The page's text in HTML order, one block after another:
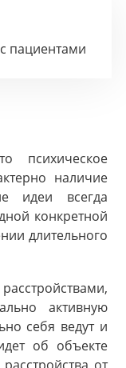
пациентами
психическое
наличие
идеи всегда
конкретной
длительного
активную
себя ведут и
об объекте
от